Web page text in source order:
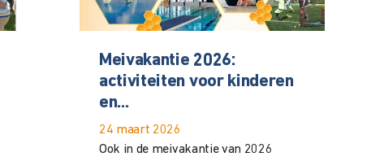
Meivakantie 2026:
activiteiten voor kinderen
en...
24 maart 2026
Ook in de meivakantie van 2026